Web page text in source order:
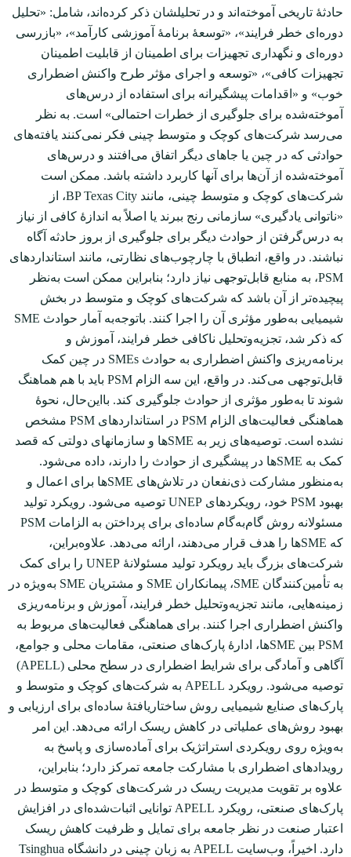
حادثۀ تاریخی آموخته‌اند و در تحلیلشان ذکر کرده‌اند، شامل: «تحلیل
دوره‌ای خطر فرایند»، «توسعۀ برنامۀ آموزشی کارآمد»، «بازرسی
دوره‌ای و نگهداری تجهیزات برای اطمینان از قابلیت اطمینان
تجهیزات کافی»، «توسعه و اجرای مؤثر طرح واکنش اضطراری
خوب» و «اقدامات پیشگیرانه برای استفاده از درس‌های
آموخته‌شده برای جلوگیری از خطرات احتمالی» است. به نظر
می‌رسد شرکت‌های کوچک و متوسط چینی فکر نمی‌کنند یافته‌های
حوادثی که در چین یا جاهای دیگر اتفاق می‌افتند و درس‌های
آموخته‌شده از آن‌ها برای آن‏ها کاربرد داشته باشد. ممکن است
شرکت‌های کوچک و متوسط چینی، مانند BP Texas City، از
«ناتوانی یادگیری» سازمانی رنج ببرند یا اصلاً به اندازۀ کافی از نیاز
به درس‌گرفتن از حوادث دیگر برای جلوگیری از بروز حادثه آگاه
نباشند. در واقع، انطباق با چارچوب‌های نظارتی، مانند استانداردهای
PSM، به منابع قابل‌توجهی نیاز دارد؛ بنابراین ممکن است به‌نظر
پیچیده‌تر از آن باشد که شرکت‌های کوچک و متوسط در بخش
شیمیایی به‌طور مؤثری آن را اجرا کنند. باتوجه‌به آمار حوادث SME
که ذکر شد، تجزیه‌و‌تحلیل ناکافی خطر فرایند، آموزش و
برنامه‌ریزی واکنش اضطراری به حوادث SMEs در چین کمک
قابل‌توجهی می‌کند. در واقع، این سه الزام PSM باید با هم هماهنگ
شوند تا به‌طور مؤثری از حوادث جلوگیری کند. بااین‌حال، نحوۀ
هماهنگی فعالیت‌های الزام PSM در استانداردهای PSM مشخص
نشده است. توصیه‌های زیر به SMEها و سازمان‏های دولتی که قصد
کمک به SMEها در پیشگیری از حوادث را دارند، داده می‌شود.
به‌منظور مشارکت ذی‌نفعان در تلاش‌های SMEها برای اعمال و
بهبود PSM خود، رویکردهای UNEP توصیه می‌شود. رویکرد تولید
مسئولانه روش گام‌به‌گام ساده‌ای برای پرداختن به الزامات PSM
که SMEها را هدف قرار می‌دهند، ارائه می‌دهد. علاوه‌براین،
شرکت‌های بزرگ باید رویکرد تولید مسئولانۀ UNEP را برای کمک
به تأمین‌کنندگان SME، پیمانکاران SME و مشتریان SME به‌ویژه در
زمینه‌هایی، مانند تجزیه‌و‌تحلیل خطر فرایند، آموزش و برنامه‌ریزی
واکنش اضطراری اجرا کنند. برای هماهنگی فعالیت‌های مربوط به
PSM بین SMEها، ادارۀ پارک‌های صنعتی، مقامات محلی و جوامع،
آگاهی و آمادگی برای شرایط اضطراری در سطح محلی (APELL)
توصیه می‌شود. رویکرد APELL به شرکت‌های کوچک و متوسط و
پارک‌های صنایع شیمیایی روش ساختاریافتۀ ساده‌ای برای ارزیابی و
بهبود روش‌های عملیاتی در کاهش ریسک ارائه می‌دهد. این امر
به‌ویژه روی رویکردی استراتژیک برای آماده‌سازی و پاسخ به
رویدادهای اضطراری با مشارکت جامعه تمرکز دارد؛ بنابراین،
علاوه بر تقویت مدیریت ریسک در شرکت‌های کوچک و متوسط در
پارک‌های صنعتی، رویکرد APELL توانایی اثبات‌شده‌ای در افزایش
اعتبار صنعت در نظر جامعه برای تمایل و ظرفیت کاهش ریسک
دارد. اخیراً، وب‌سایت APELL به زبان چینی در دانشگاه Tsinghua